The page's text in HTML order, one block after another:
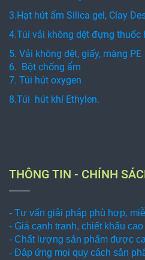
3.Hạt hút ẩm Silica gel, Clay
4.Túi vải không dệt đựng thuốc
5. Vải không dệt, giấy, màng PE
6. Bột chống ẩm
7. Túi hút oxygen
8.Túi hút khí Ethylen.
THÔNG TIN - CHÍNH
- Tư vấn giải pháp phù hợp,
- Giá cạnh tranh, chiết khấu cao
- Chất lượng sản phẩm được
- Đáp ứng mọi quy cách sản